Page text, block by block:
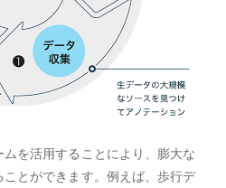
を活用することにより、膨大な
とができます。例えば、歩行デ